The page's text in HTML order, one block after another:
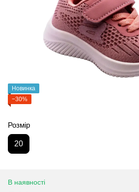
Новинка
−30%
Розмір
20
В наявності